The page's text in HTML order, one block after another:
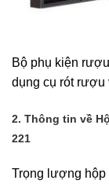
Bộ phụ kiện
dụng cụ rót rượu
2. Thông tin về
221
Trọng lượng hộp